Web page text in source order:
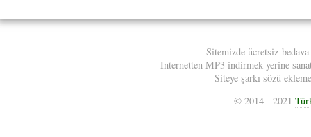
Sitemizde ücretsiz-
Internetten MP3 indirmek yerine
Siteye şarkı sözü
© 2014 - 2021